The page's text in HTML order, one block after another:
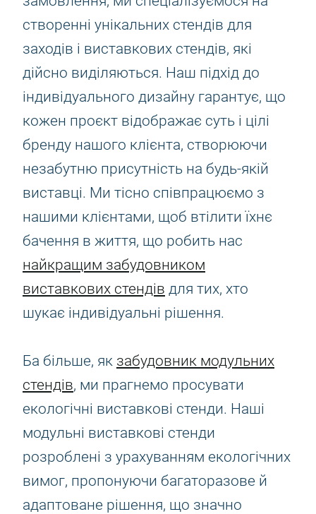
створенні унікальних стендів для
заходів і виставкових стендів, які
дійсно виділяються. Наш підхід до
індивідуального дизайну гарантує, що
кожен проєкт відображає суть і цілі
бренду нашого клієнта, створюючи
незабутню присутність на будь-якій
виставці. Ми тісно співпрацюємо з
нашими клієнтами, щоб втілити їхнє
бачення в життя, що робить нас
найкращим забудовником
виставкових стендів для тих, хто
шукає індивідуальні рішення.
Ба більше, як забудовник модульних
стендів, ми прагнемо просувати
екологічні виставкові стенди. Наші
модульні виставкові стенди
розроблені з урахуванням екологічних
вимог, пропонуючи багаторазове й
адаптоване рішення, що значно